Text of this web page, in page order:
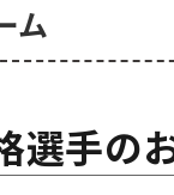
ム
選手の